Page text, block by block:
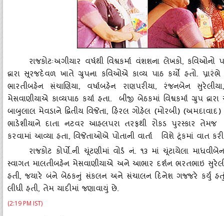
રાજકોટઃઅગીયાર વર્ષથી વિશ્વકર્મા વંશશના લેખકો, કવિઓનો
દ્વારા સૂરજદેવળ ખાતે ગ્રુપના કવિઓએ કાવ્‍ય પાઠ કર્યો હતો. પ્રારંભે
ભારતીબહેન સંચાણિયા, વર્ષાબહેન રાણપરીયા, રંજનબેન
મેસવાણીયાએ કાવ્‍યપાઠ કર્યા હતા. બીજી બેઠકમાં વિશ્વકર્મા ગ્રુપ
બાબુલાલ મેવડાને દ્વિતીય વિજેતા, હિરલ ગોહેલ (મોરબી)
ભાડેશીયાને દાતા નટવર આહલપરા તરફથી રોકડ પુરસ્‍કાર તેમજ
કરવામાં આવ્‍યા હતા, વિજેતાઓએ પોતાની વાર્તા વિશે ટૂંકમાં વાત
રાજકોટ કોર્પો.ની ચૂંટણીમાં વોર્ડ નં. ૧૩ માં ચૂંટાયેલા
સ્‍વાગત માલતીબહેન મેસવાણીયાએ અને આભાર દર્શન ભરતભાઇ
હતી, જયારે બંને બેઠકનું સંકલન અને સંચાલન દિનેશ ગજજરે કર્યું હતું.
લીધી હતી, તેમ યાદીમાં જણાવાયું છે.
(2:19 PM IST)